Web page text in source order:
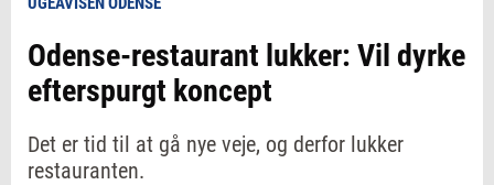
Odense-restaurant lukker: Vil dyrke
efterspurgt koncept
Det er tid til at gå nye veje, og derfor lukker
restauranten.